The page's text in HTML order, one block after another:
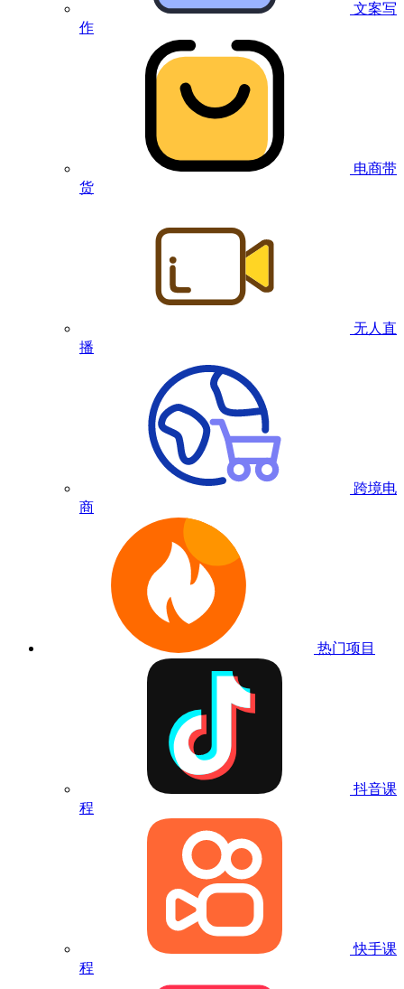
文案写
作
电商带
货
无人直
播
跨境电
商
热门项目
抖音课
程
快手课
程